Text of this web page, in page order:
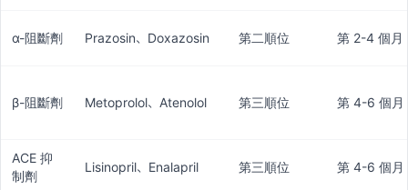
α-阻斷劑 Prazosin、Doxazosin 第二順位 第 2-4 個月
β-阻斷劑 Metoprolol、Atenolol 第三順位 第 4-6 個月
ACE 抑
制劑
Lisinopril、Enalapril 第三順位 第 4-6 個月